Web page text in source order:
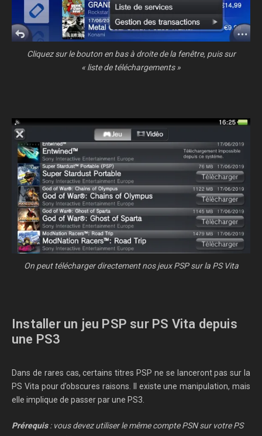
Cliquez sur le bouton en bas à droite de la fenêtre, puis sur
« liste de téléchargements »
On peut télécharger directement nos jeux PSP sur la PS Vita
Installer un jeu PSP sur PS Vita depuis
une PS3
Dans de rares cas, certains titres PSP ne se lanceront pas sur la
PS Vita pour d’obscures raisons. Il existe une manipulation, mais
elle implique de passer par une PS3.
Prérequis: vous devez utiliser le même compte PSN sur votre PS